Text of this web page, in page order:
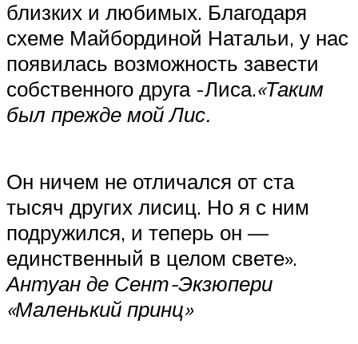
близких и любимых. Благодаря
схеме Майбординой Натальи, у нас
появилась возможность завести
собственного друга -Лиса.«Таким
был прежде мой Лис.
Он ничем не отличался от ста
тысяч других лисиц. Но я с ним
подружился, и теперь он —
единственный в целом свете».
Антуан де Сент-Экзюпери
«Маленький принц»